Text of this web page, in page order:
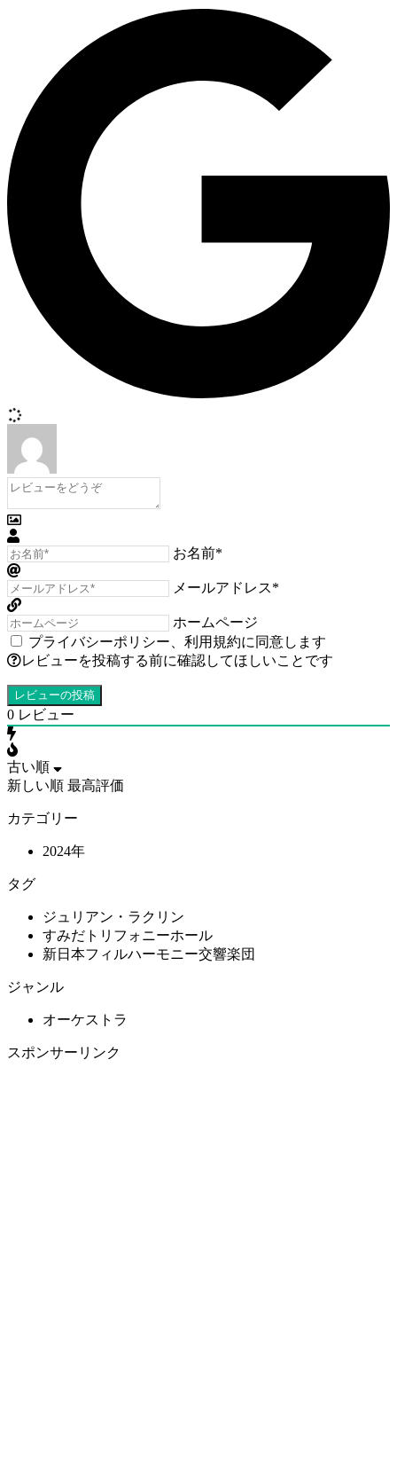
お名前*
メールアドレス*
ホームページ
プライバシーポリシー
利用規約に同意します
レビューを投稿する前に確認してほしいことです
0 レビュー
古い順
新しい順 最高評価
カテゴリー
2024年
タグ
ジュリアン・ラクリン
すみだトリフォニーホール
新日本フィルハーモニー交響楽団
ジャンル
オーケストラ
スポンサーリンク